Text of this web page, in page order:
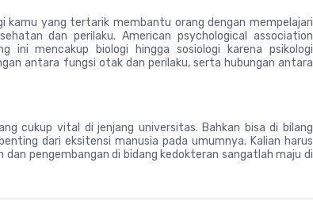
kamu yang tertarik membantu orang dengan mempelajari
dan perilaku. American psychological association
ini mencakup biologi hingga sosiologi karena psikologi
antara fungsi otak dan perilaku, serta hubungan antara
cukup vital di jenjang universitas. Bahkan bisa di bilang
dari eksitensi manusia pada umumnya. Kalian harus
pengembangan di bidang kedokteran sangatlah maju di